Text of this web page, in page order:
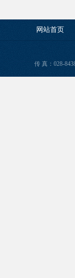
网站首页
传 真：028-